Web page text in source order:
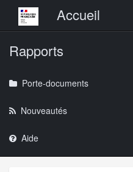
Menu principalAccueil
Rapports
Porte-documents
Nouveautés
Aide